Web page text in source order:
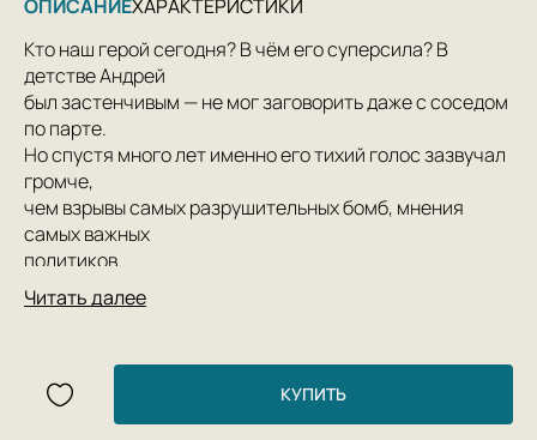
ОПИСАНИЕХАРАКТЕРИСТИКИ
Кто наш герой сегодня? В чём его суперсила? В
детстве Андрей
был застенчивым — не мог заговорить даже с соседом
по парте.
Но спустя много лет именно его тихий голос зазвучал
громче,
чем взрывы самых разрушительных бомб, мнения
самых важных
политиков.
Андрею Сахарову, как и всем нам, приходилось
выбирать: ду-
промолчать, вме-
шаться или остаться в стороне. Его жизнь была
похожа на научный
Читать далее
КУПИТЬ